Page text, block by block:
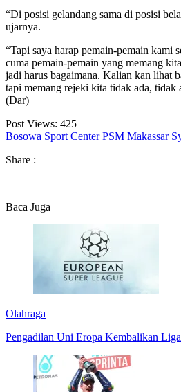
“Di posisi gelandang sama di posisi
ujarnya.
“Tapi saya harap pemain-pemain kami
cuma pemain-pemain yang memang
jadi harus bagaimana. Kalian kan lihat
tapi memang rejeki kita tidak ada, tidak
(Dar)
Post Views: 425
Bosowa Sport Center PSM Makassar
Share :
Baca Juga
Olahraga
Pengadilan Uni Eropa Kembalikan